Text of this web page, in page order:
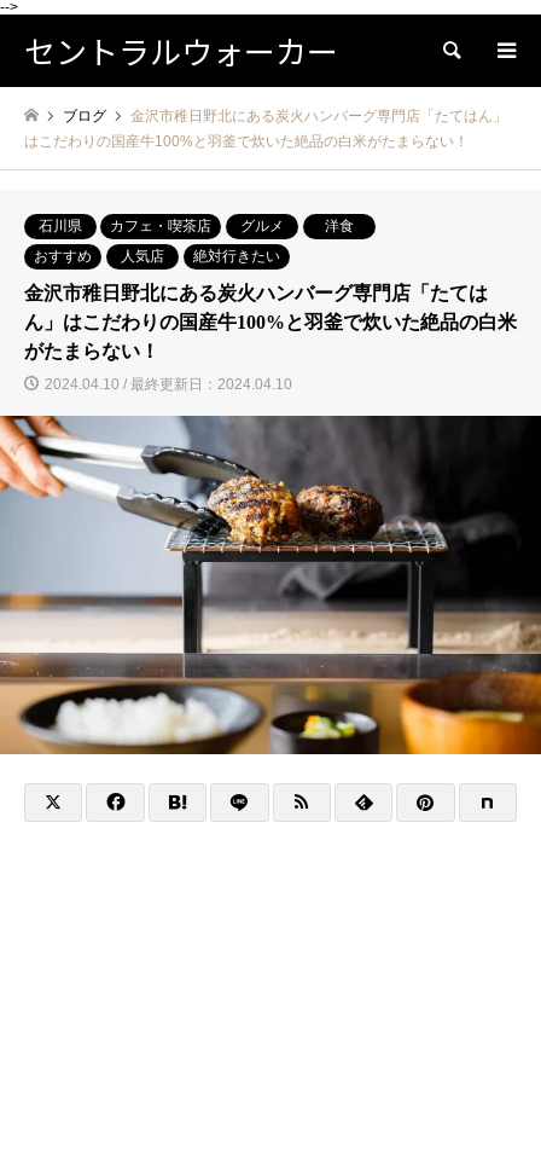
-->
セントラルウォーカー 検索
ブログ
金沢市稚日野北にある炭火ハンバーグ専門店「たてはん」
はこだわりの国産牛100%と羽釜で炊いた絶品の白米がたまらない！
石川県 カフェ・喫茶店 グルメ
洋食
おすすめ
人気店 絶対行きたい
金沢市稚日野北にある炭火ハンバーグ専門店「たては
ん」はこだわりの国産牛100%と羽釜で炊いた絶品の白米
がたまらない！
2024.04.10 / 最終更新日：2024.04.10